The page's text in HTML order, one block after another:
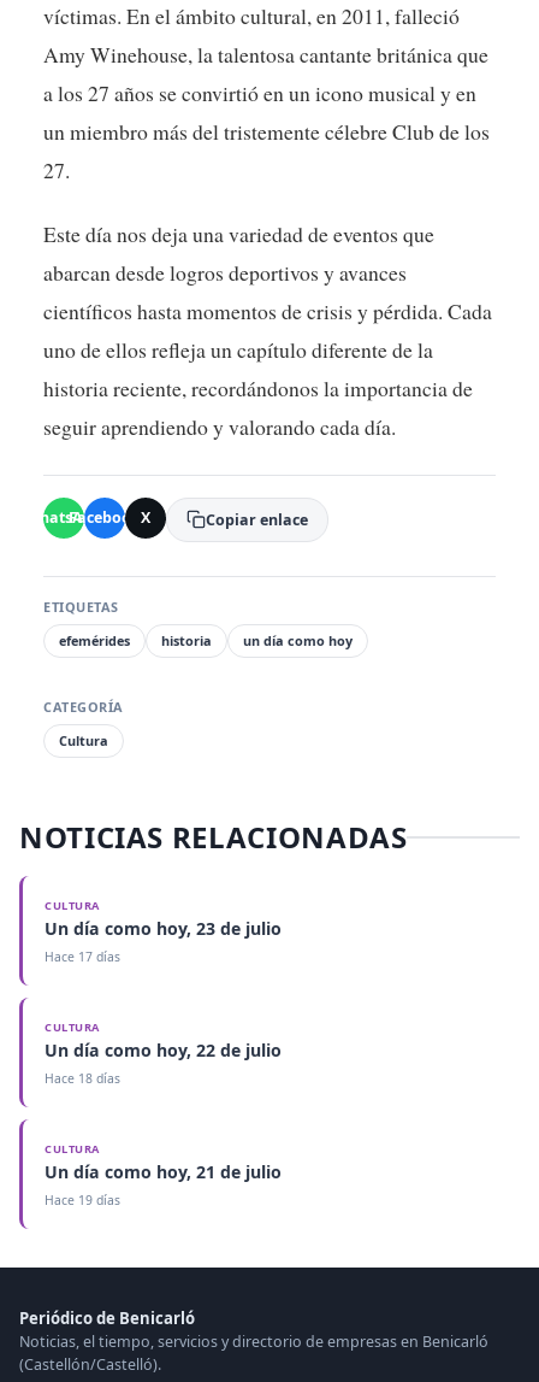
víctimas. En el ámbito cultural, en 2011, falleció
Amy Winehouse, la talentosa cantante británica que
a los 27 años se convirtió en un icono musical y en
un miembro más del tristemente célebre Club de los
27.
Este día nos deja una variedad de eventos que
abarcan desde logros deportivos y avances
científicos hasta momentos de crisis y pérdida. Cada
uno de ellos refleja un capítulo diferente de la
historia reciente, recordándonos la importancia de
seguir aprendiendo y valorando cada día.
WhatsApp
Facebook X Copiar enlace
ETIQUETAS
efemérides
historia un día como hoy
CATEGORÍA
Cultura
NOTICIAS RELACIONADAS
CULTURA
Un día como hoy, 23 de julio
Hace 17 días
CULTURA
Un día como hoy, 22 de julio
Hace 18 días
CULTURA
Un día como hoy, 21 de julio
Hace 19 días
Periódico de Benicarló
Noticias, el tiempo, servicios y directorio de empresas en Benicarló
(Castellón/Castelló).